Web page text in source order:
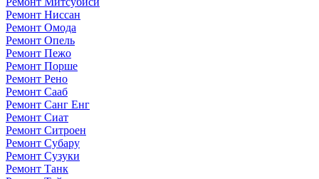
Ремонт Ниссан
Ремонт Омода
Ремонт Опель
Ремонт Пежо
Ремонт Порше
Ремонт Рено
Ремонт Сааб
Ремонт Санг Енг
Ремонт Сиат
Ремонт Ситроен
Ремонт Субару
Ремонт Сузуки
Ремонт Танк